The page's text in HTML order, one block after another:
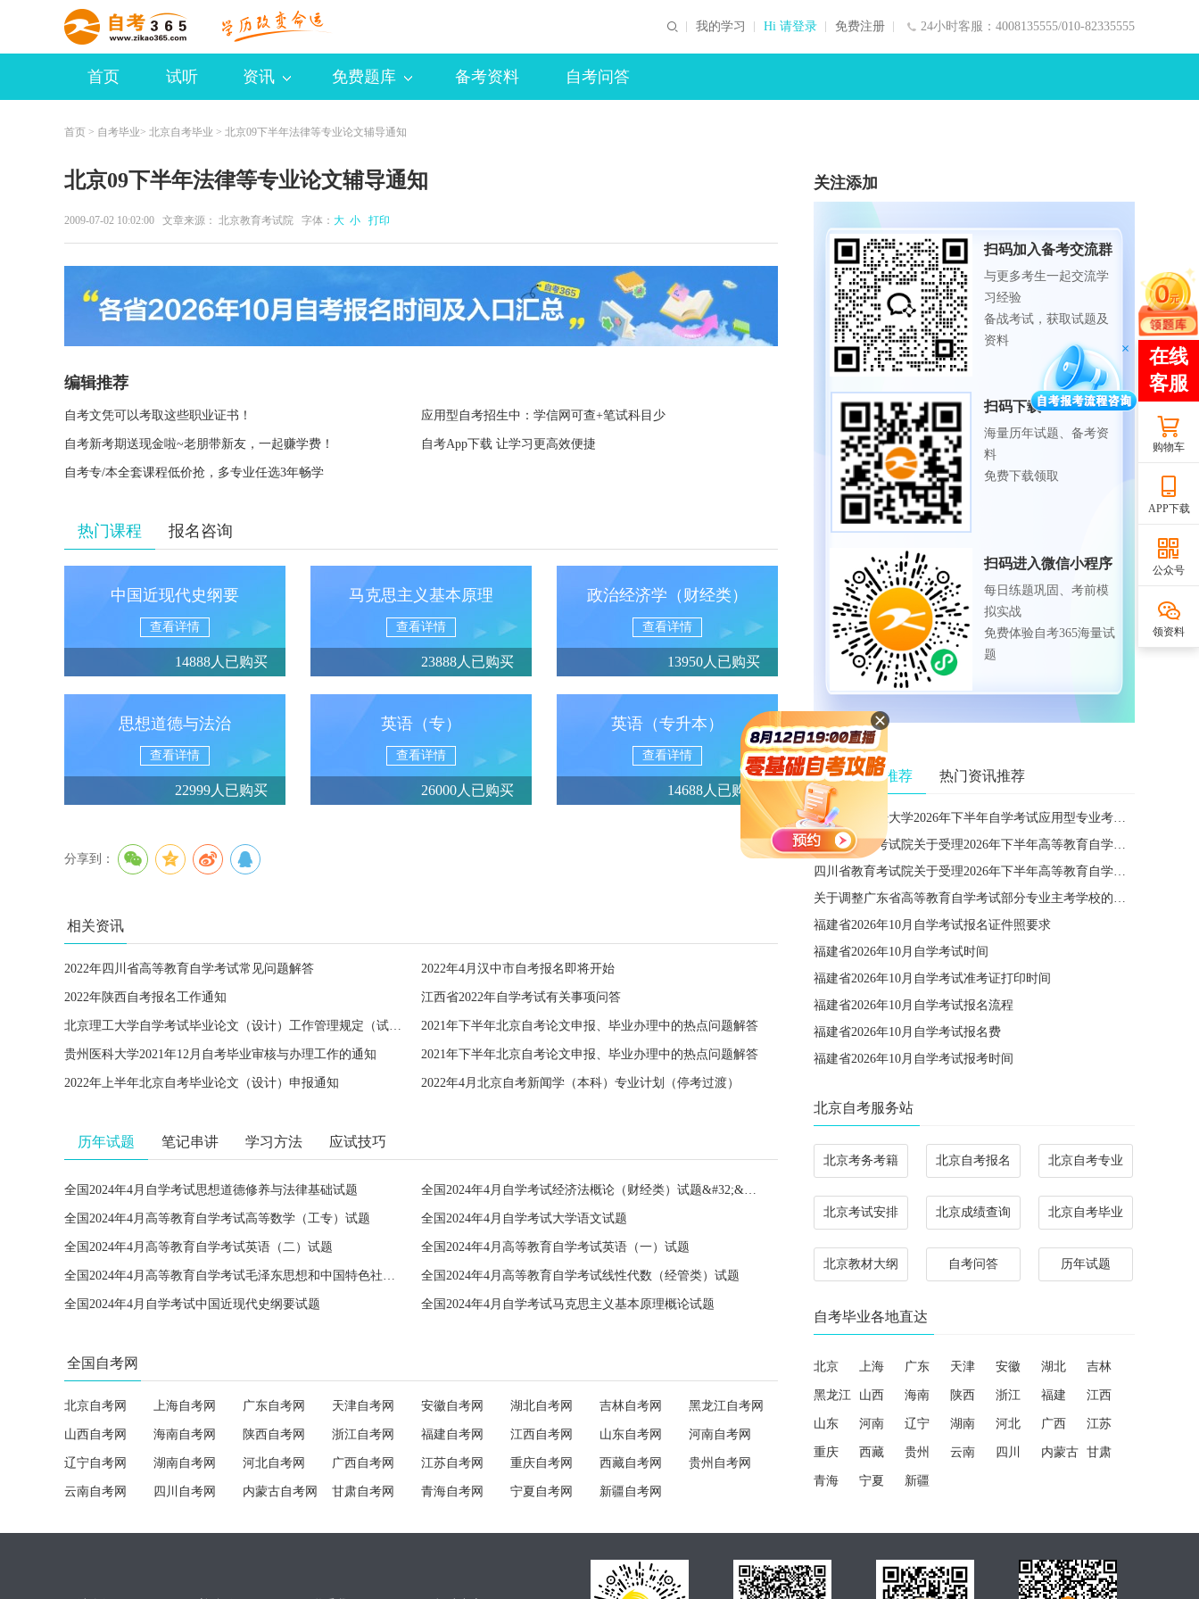
24小时客服：4008135555/010-82335555
我的学习 Hi 请登录 免费注册
首页 试听 资讯 免费题库 备考资料 自考问答
首页 > 自考毕业> 北京自考毕业 > 北京09下半年法律等专业论文辅导通知
北京09下半年法律等专业论文辅导通知
2009-07-02 10:02:00 文章来源： 北京教育考试院 字体： 大 小 打印
编辑推荐
自考文凭可以考取这些职业证书！ 应用型自考招生中：学信网可查+笔试科目少
自考新考期送现金啦~老朋带新友，一起赚学费！ 自考App下载 让学习更高效便捷
自考专/本全套课程低价抢，多专业任选3年畅学
热门课程 报名咨询
中国近现代史纲要
查看详情
14888人已购买
马克思主义基本原理
查看详情
23888人已购买
政治经济学（财经类）
查看详情
13950人已购买
思想道德与法治
查看详情
22999人已购买
英语（专）
查看详情
26000人已购买
英语（专升本）
查看详情
14688人已购买
分享到：
相关资讯
2022年四川省高等教育自学考试常见问题解答 2022年4月汉中市自考报名即将开始
2022年陕西自考报名工作通知 江西省2022年自学考试有关事项问答
北京理工大学自学考试毕业论文（设计）工作管理规定（试行） 2021年下半年北京自考论文申报、毕业办理中的热点问题解答
贵州医科大学2021年12月自考毕业审核与办理工作的通知 2021年下半年北京自考论文申报、毕业办理中的热点问题解答
2022年上半年北京自考毕业论文（设计）申报通知 2022年4月北京自考新闻学（本科）专业计划（停考过渡）
历年试题 笔记串讲 学习方法 应试技巧
全国2024年4月自学考试思想道德修养与法律基础试题 全国2024年4月自学考试经济法概论（财经类）试题&#32;&#32;
全国2024年4月高等教育自学考试高等数学（工专）试题 全国2024年4月自学考试大学语文试题
全国2024年4月高等教育自学考试英语（二）试题 全国2024年4月高等教育自学考试英语（一）试题
全国2024年4月高等教育自学考试毛泽东思想和中国特色社会主义理论体系概论试题 全国2024年4月高等教育自学考试线性代数（经管类）试题
全国2024年4月自学考试中国近现代史纲要试题 全国2024年4月自学考试马克思主义基本原理概论试题
全国自考网
北京自考网 上海自考网 广东自考网 天津自考网 安徽自考网 湖北自考网 吉林自考网 黑龙江自考网
山西自考网 海南自考网 陕西自考网 浙江自考网 福建自考网 江西自考网 山东自考网 河南自考网
辽宁自考网 湖南自考网 河北自考网 广西自考网 江苏自考网 重庆自考网 西藏自考网 贵州自考网
云南自考网 四川自考网 内蒙古自考网 甘肃自考网 青海自考网 宁夏自考网 新疆自考网
关注添加
扫码加入备考交流群
与更多考生一起交流学
习经验
备战考试，获取试题及
资料
扫码下载APP
海量历年试题、备考资
料
免费下载领取
扫码进入微信小程序
每日练题巩固、考前模
拟实战
免费体验自考365海量试
题
相关资讯推荐 热门资讯推荐
关于西南财经大学2026年下半年自学考试应用型专业考籍更改办理的通知
四川省教育考试院关于受理2026年下半年高等教育自学考试省际转考申请的通告
四川省教育考试院关于受理2026年下半年高等教育自学考试考籍更改申请的通告
关于调整广东省高等教育自学考试部分专业主考学校的通知
福建省2026年10月自学考试报名证件照要求
福建省2026年10月自学考试时间
福建省2026年10月自学考试准考证打印时间
福建省2026年10月自学考试报名流程
福建省2026年10月自学考试报名费
福建省2026年10月自学考试报考时间
北京自考服务站
北京考务考籍 北京自考报名 北京自考专业
北京考试安排 北京成绩查询 北京自考毕业
北京教材大纲 自考问答 历年试题
自考毕业各地直达
北京 上海 广东 天津 安徽 湖北 吉林
黑龙江 山西 海南 陕西 浙江 福建 江西
山东 河南 辽宁 湖南 河北 广西 江苏
重庆 西藏 贵州 云南 四川 内蒙古 甘肃
青海 宁夏 新疆
购物车
APP下载
公众号
领资料